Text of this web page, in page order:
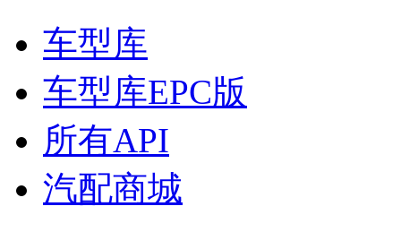
车型库
车型库EPC版
所有API
汽配商城